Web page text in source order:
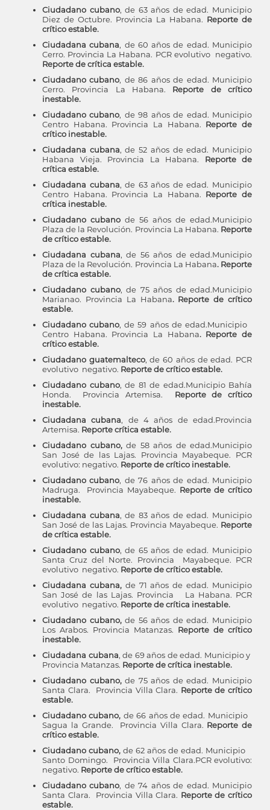
Ciudadano cubano, de 63 años de edad. Municipio
Diez de Octubre. Provincia La Habana. Reporte de
crítico estable.
Ciudadana cubana, de 60 años de edad. Municipio
Cerro. Provincia La Habana. PCR evolutivo negativo.
Reporte de crítica estable.
Ciudadano cubano, de 86 años de edad. Municipio
Cerro. Provincia La Habana. Reporte de crítico
inestable.
Ciudadano cubano, de 98 años de edad. Municipio
Centro Habana. Provincia La Habana. Reporte de
crítico inestable.
Ciudadana cubana, de 52 años de edad. Municipio
Habana Vieja. Provincia La Habana. Reporte de
crítica estable.
Ciudadana cubana, de 63 años de edad. Municipio
Centro Habana. Provincia La Habana. Reporte de
crítica inestable.
Ciudadano cubano de 56 años de edad.Municipio
Plaza de la Revolución. Provincia La Habana. Reporte
de crítico estable.
Ciudadana cubana, de 56 años de edad.Municipio
Plaza de la Revolución. Provincia La Habana. Reporte
de crítica estable.
Ciudadano cubano, de 75 años de edad.Municipio
Marianao. Provincia La Habana. Reporte de crítico
estable.
Ciudadano cubano, de 59 años de edad.Municipio
Centro Habana. Provincia La Habana. Reporte de
crítico estable.
Ciudadano guatemalteco, de 60 años de edad. PCR
evolutivo negativo. Reporte de crítico estable.
Ciudadano cubano, de 81 de edad.Municipio Bahía
Honda. Provincia Artemisa. Reporte de crítico
inestable.
Ciudadana cubana, de 4 años de edad.Provincia
Artemisa. Reporte crítica estable.
Ciudadano cubano, de 58 años de edad.Municipio
San José de las Lajas. Provincia Mayabeque. PCR
evolutivo: negativo. Reporte de crítico inestable.
Ciudadano cubano, de 76 años de edad. Municipio
Madruga. Provincia Mayabeque. Reporte de crítico
inestable.
Ciudadana cubana, de 83 años de edad. Municipio
San José de las Lajas. Provincia Mayabeque. Reporte
de crítica estable.
Ciudadano cubano, de 65 años de edad. Municipio
Santa Cruz del Norte. Provincia Mayabeque. PCR
evolutivo negativo. Reporte de crítico estable.
Ciudadana cubana,de 71 años de edad. Municipio
San José de las Lajas. Provincia La Habana. PCR
evolutivo negativo. Reporte de crítica inestable.
Ciudadano cubano,de 56 años de edad. Municipio
Los Arabos. Provincia Matanzas. Reporte de crítico
inestable.
Ciudadana cubana, de 69 años de edad. Municipio y
Provincia Matanzas. Reporte de crítica inestable.
Ciudadano cubano,de 75 años de edad. Municipio
Santa Clara. Provincia Villa Clara. Reporte de crítico
estable.
Ciudadano cubano, de 66 años de edad. Municipio
Sagua la Grande. Provincia Villa Clara. Reporte de
crítico estable.
Ciudadano cubano, de 62 años de edad. Municipio
Santo Domingo. Provincia Villa Clara.PCR evolutivo:
negativo. Reporte de crítico estable.
Ciudadano cubano, de 74 años de edad. Municipio
Santa Clara. Provincia Villa Clara. Reporte de crítico
estable.